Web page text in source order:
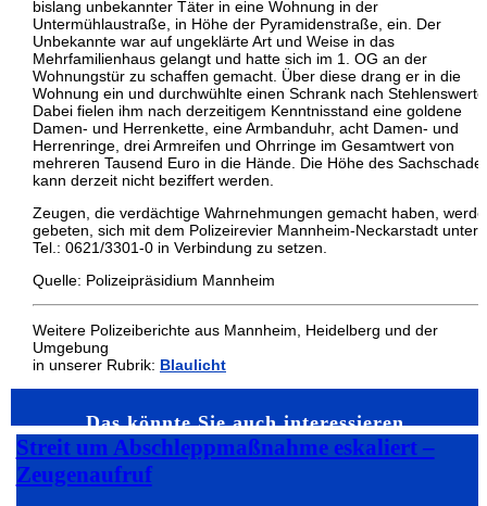
bislang unbekannter Täter in eine Wohnung in der
Untermühlaustraße, in Höhe der Pyramidenstraße, ein. Der
Unbekannte war auf ungeklärte Art und Weise in das
Mehrfamilienhaus gelangt und hatte sich im 1. OG an der
Wohnungstür zu schaffen gemacht. Über diese drang er in die
Wohnung ein und durchwühlte einen Schrank nach
Dabei fielen ihm nach derzeitigem Kenntnisstand eine goldene
Damen- und Herrenkette, eine Armbanduhr, acht Damen- und
Herrenringe, drei Armreifen und Ohrringe im Gesamtwert von
mehreren Tausend Euro in die Hände. Die Höhe des
kann derzeit nicht beziffert werden.
Zeugen, die verdächtige Wahrnehmungen gemacht haben,
gebeten, sich mit dem Polizeirevier Mannheim-Neckarstadt unter
Tel.: 0621/3301-0 in Verbindung zu setzen.
Quelle: Polizeipräsidium Mannheim
Weitere Polizeiberichte aus Mannheim, Heidelberg und der
Umgebung
in unserer Rubrik: Blaulicht
Das könnte Sie auch interessieren…
Streit um Abschleppmaßnahme eskaliert –
Zeugenaufruf